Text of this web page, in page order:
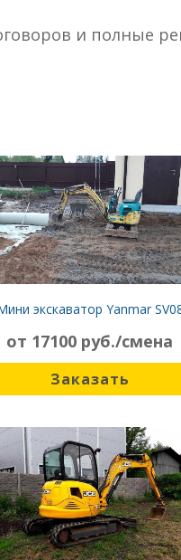
и полные
экскаватор Yanmar
от 17100 руб./смена
Заказать